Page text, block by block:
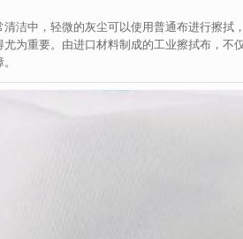
洁中，轻微的灰尘可以使用普通布进行擦拭
为重要。由进口材料制成的工业擦拭布，不